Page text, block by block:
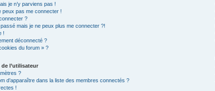
je n’y parviens pas !
peux pas me connecter !
?
mais je ne peux plus me connecter ?!
!
déconnecté ?
du forum » ?
de l’utilisateur
?
d’apparaître dans la liste des membres connectés ?
!